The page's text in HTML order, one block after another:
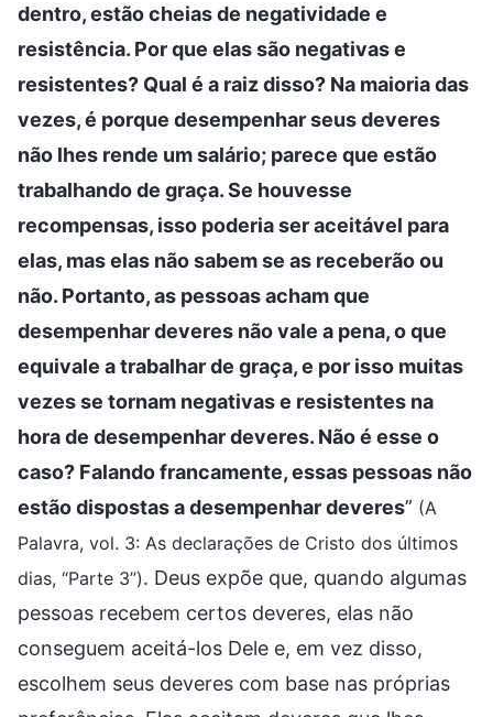
dentro, estão cheias de negatividade e
resistência. Por que elas são negativas e
resistentes? Qual é a raiz disso? Na maioria das
vezes, é porque desempenhar seus deveres
não lhes rende um salário; parece que estão
trabalhando de graça. Se houvesse
recompensas, isso poderia ser aceitável para
elas, mas elas não sabem se as receberão ou
não. Portanto, as pessoas acham que
desempenhar deveres não vale a pena, o que
equivale a trabalhar de graça, e por isso muitas
vezes se tornam negativas e resistentes na
hora de desempenhar deveres. Não é esse o
caso? Falando francamente, essas pessoas não
estão dispostas a desempenhar deveres” (A
Palavra, vol. 3: As declarações de Cristo dos últimos
dias, “Parte 3”). Deus expõe que, quando algumas
pessoas recebem certos deveres, elas não
conseguem aceitá-los Dele e, em vez disso,
escolhem seus deveres com base nas próprias